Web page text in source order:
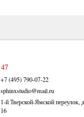
47
+7 (495) 790-07-22
sphinxstudio@mail.ru
1-й Тверской-Ямской переулок,
16